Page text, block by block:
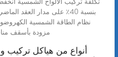
بنسبة 40٪ على مدار العقد
نظام الطاقة الشمسية
مزودة بأسقف
5 أنواع من هياكل